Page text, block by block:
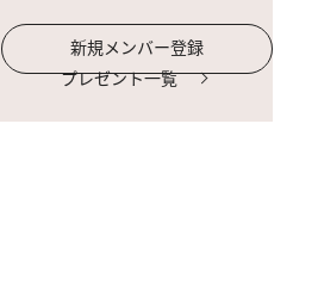
新規メンバー登録
プレゼント一覧